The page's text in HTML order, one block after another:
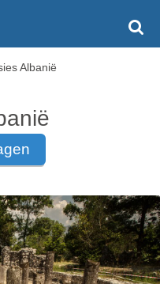
Albanië